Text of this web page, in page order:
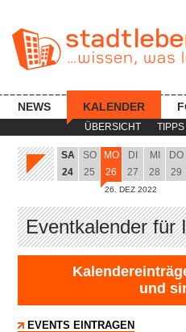
ÜBERSICHT TIPPS
NEWS KALENDER
SA
24
SO
25
MO
26
26. DEZ 2022
DI
27
MI
28
DO
29
Eventkalender für
und
EVENTS EINTRAGEN